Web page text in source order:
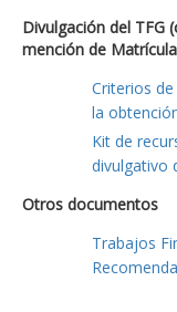
Divulgación del TFG
mención de
Criterios
la
Kit de
divulgativo
Otros documentos
Trabajos